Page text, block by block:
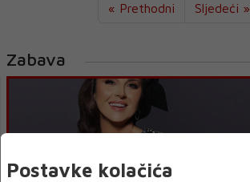
« Prethodni Sljedeći »
Zabava
Postavke kolačića